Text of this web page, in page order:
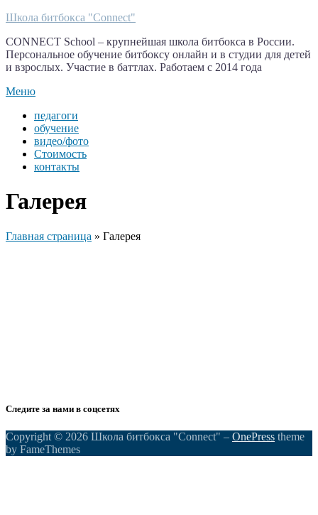
Перейти
содержимому
Школа битбокса "Connect"
CONNECT School – крупнейшая школа битбокса в России.
Персональное обучение битбоксу онлайн и в студии для детей
и взрослых. Участие в баттлах. Работаем с 2014 года
Меню
педагоги
обучение
видео/фото
Стоимость
контакты
Галерея
Главная страница » Галерея
Следите за нами в соцсетях
Copyright © 2026 Школа битбокса "Connect" – OnePress theme
by FameThemes